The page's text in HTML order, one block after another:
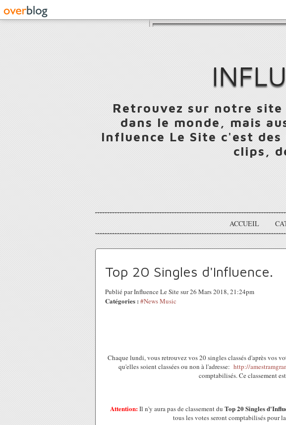
Retrouvez sur notre
dans le monde, mais
Influence Le Site c'est
clips,
ACCUEIL
Top 20 Singles d'Influence.
Publié par Influence Le Site sur 26 Mars 2018, 21:24pm
Catégories : #News Music
Chaque lundi, vous retrouvez vos 20 singles classés d'après vos
qu'elles soient classées ou non à l'adresse: http://
comptabilisés. Ce classement
Attention:Il n'y aura pas de classement du Top 20 Singles
tous les votes seront comptabilisés pour